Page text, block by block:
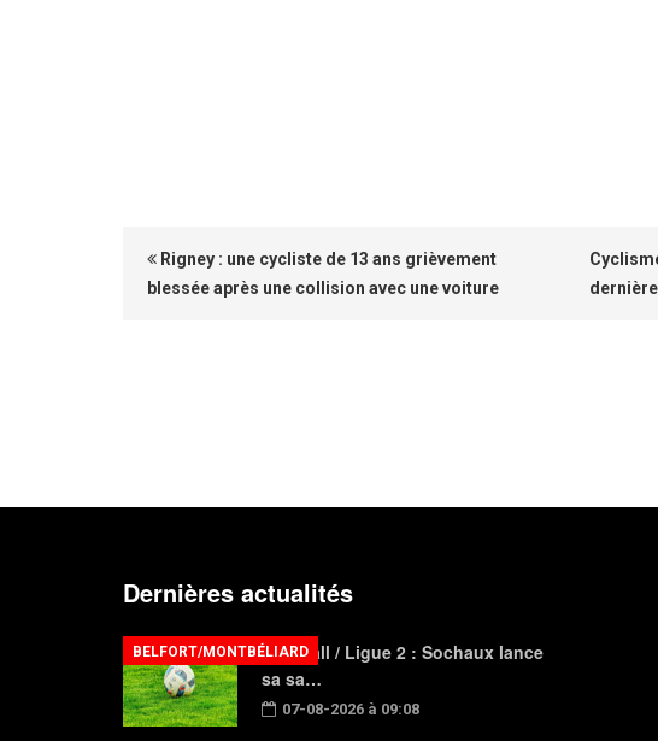
Rigney : une cycliste de 13 ans grièvement
blessée après une collision avec une voiture
Dernières actualités
Football / Ligue 2 : Sochaux lance
sa sa…
07-08-2026 à 09:08
BELFORT/MONTBÉLIARD